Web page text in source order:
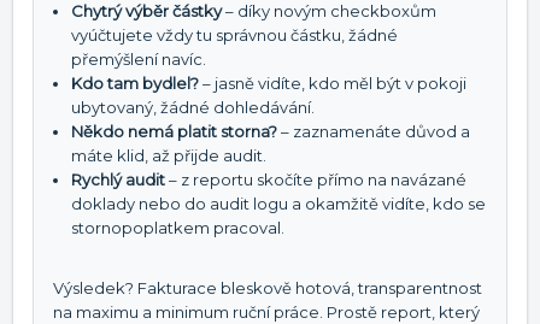
Chytrý výběr částky– díky novým checkboxům
vyúčtujete vždy tu správnou částku, žádné
přemýšlení navíc.
Kdo tam bydlel?– jasně vidíte, kdo měl být v pokoji
ubytovaný, žádné dohledávání.
Někdo nemá platit storna?– zaznamenáte důvod a
máte klid, až přijde audit.
Rychlý audit– z reportu skočíte přímo na navázané
doklady nebo do audit logu a okamžitě vidíte, kdo se
stornopoplatkem pracoval.
Výsledek? Fakturace bleskově hotová, transparentnost
na maximu a minimum ruční práce. Prostě report, který